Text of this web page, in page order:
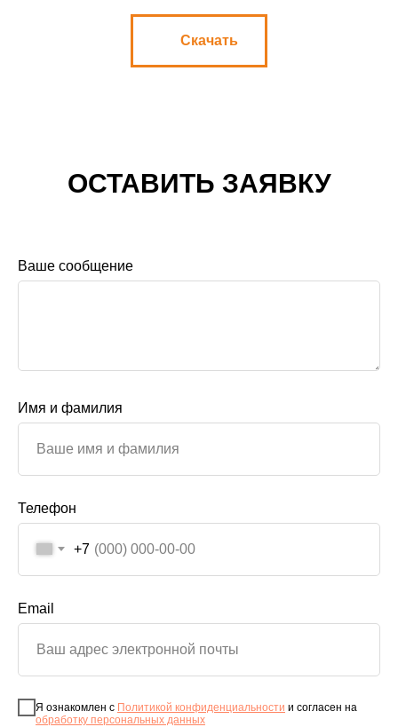
Скачать
ОСТАВИТЬ ЗАЯВКУ
Ваше сообщение
Имя и фамилия
Телефон
+7
Email
Я ознакомлен с Политикой конфиденциальности и согласен на
обработку персональных данных